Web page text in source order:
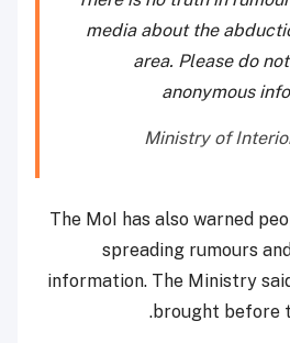
media about the
area. Please do
anonymous
The MoI has also warned
spreading rumours
information. The Ministry
brought before